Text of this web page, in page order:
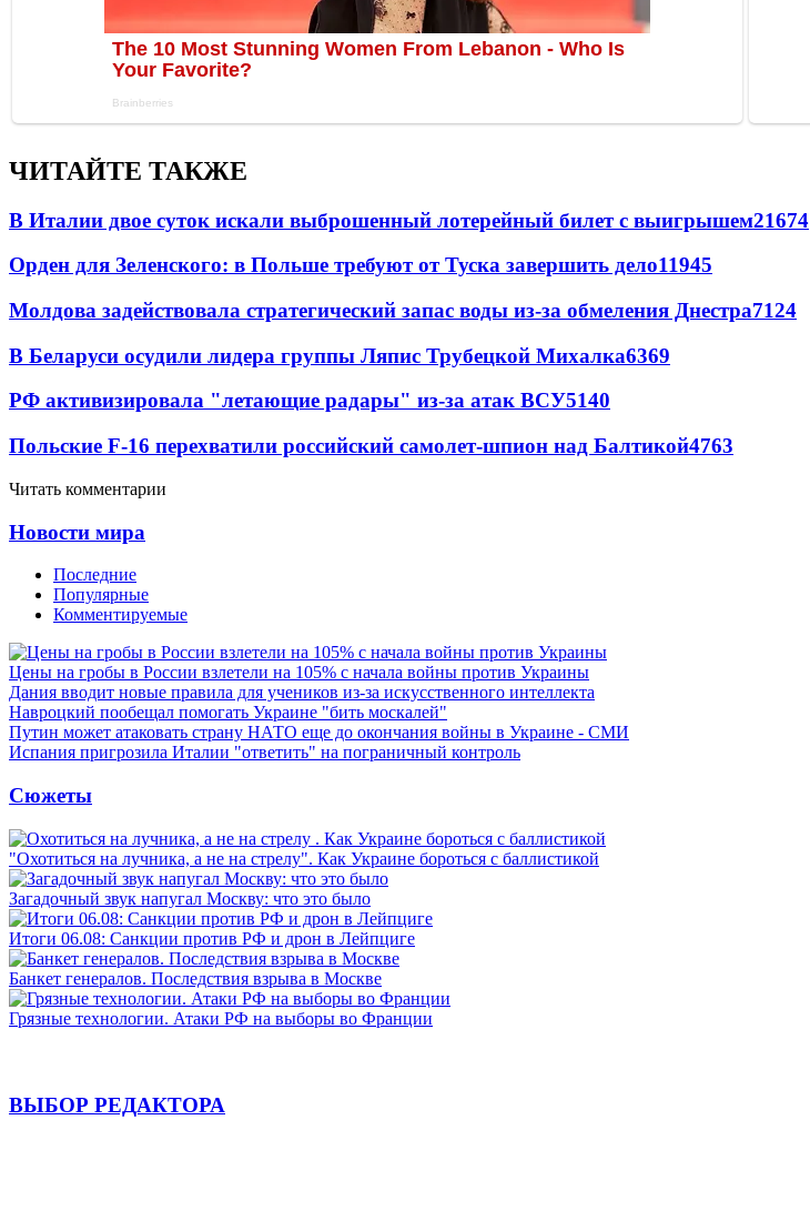
ЧИТАЙТЕ ТАКЖЕ
В Италии двое суток искали выброшенный лотерейный билет с выигрышем21674
Орден для Зеленского: в Польше требуют от Туска завершить дело11945
Молдова задействовала стратегический запас воды из-за обмеления Днестра7124
В Беларуси осудили лидера группы Ляпис Трубецкой Михалка6369
РФ активизировала "летающие радары" из-за атак ВСУ5140
Польские F-16 перехватили российский самолет-шпион над Балтикой4763
Читать комментарии
Новости мира
Последние
Популярные
Комментируемые
Цены на гробы в России взлетели на 105% с начала войны против Украины
Дания вводит новые правила для учеников из-за искусственного интеллекта
Навроцкий пообещал помогать Украине "бить москалей"
Путин может атаковать страну НАТО еще до окончания войны в Украине - СМИ
Испания пригрозила Италии "ответить" на пограничный контроль
Сюжеты
"Охотиться на лучника, а не на стрелу". Как Украине бороться с баллистикой
Загадочный звук напугал Москву: что это было
Итоги 06.08: Санкции против РФ и дрон в Лейпциге
Банкет генералов. Последствия взрыва в Москве
Грязные технологии. Атаки РФ на выборы во Франции
ВЫБОР РЕДАКТОРА